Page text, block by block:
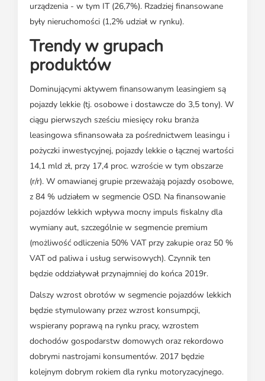
urządzenia - w tym IT (26,7%). Rzadziej finansowane
były nieruchomości (1,2% udział w rynku).
Trendy w grupach
produktów
Dominującymi aktywem finansowanym leasingiem są
pojazdy lekkie (tj. osobowe i dostawcze do 3,5 tony). W
ciągu pierwszych sześciu miesięcy roku branża
leasingowa sfinansowała za pośrednictwem leasingu i
pożyczki inwestycyjnej, pojazdy lekkie o łącznej wartości
14,1 mld zł, przy 17,4 proc. wzroście w tym obszarze
(r/r). W omawianej grupie przeważają pojazdy osobowe,
z 84 % udziałem w segmencie OSD. Na finansowanie
pojazdów lekkich wpływa mocny impuls fiskalny dla
wymiany aut, szczególnie w segmencie premium
(możliwość odliczenia 50% VAT przy zakupie oraz 50 %
VAT od paliwa i usług serwisowych). Czynnik ten
będzie oddziaływał przynajmniej do końca 2019r.
Dalszy wzrost obrotów w segmencie pojazdów lekkich
będzie stymulowany przez wzrost konsumpcji,
wspierany poprawą na rynku pracy, wzrostem
dochodów gospodarstw domowych oraz rekordowo
dobrymi nastrojami konsumentów. 2017 będzie
kolejnym dobrym rokiem dla rynku motoryzacyjnego.